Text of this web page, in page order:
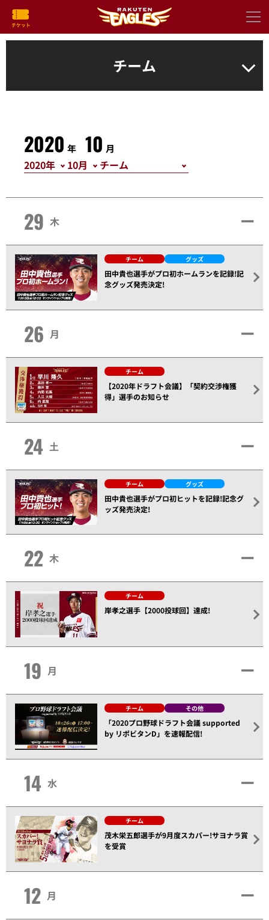
チーム
2020 年 10 月
29 木
チーム グッズ
田中貴也選手がプロ初ホームランを記録!記
念グッズ発売決定!
26 月
チーム
【2020年ドラフト会議】「契約交渉権獲
得」選手のお知らせ
24 土
チーム グッズ
田中貴也選手がプロ初ヒットを記録!記念グ
ッズ発売決定!
22 木
チーム
岸孝之選手【2000投球回】達成!
19 月
チーム その他
「2020プロ野球ドラフト会議 supported
by リポビタンD」を速報配信!
14 水
チーム
茂木栄五郎選手が9月度スカパー!サヨナラ賞
を受賞
12 月